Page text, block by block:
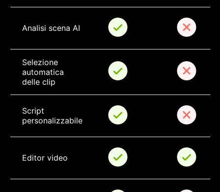
Analisi scena AI
Selezione
automatica
delle clip
Script
personalizzabile
Editor video